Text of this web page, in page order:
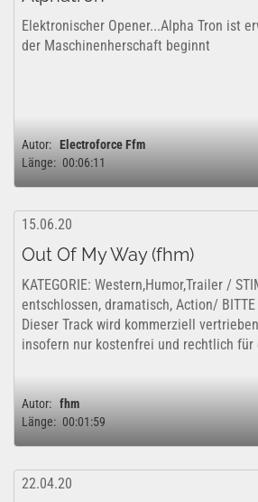
Elektronischer Opener...Alpha Tron ist
der Maschinenherschaft beginnt
Autor: Electroforce Ffm
Länge: 00:06:11
15.06.20
Out Of My Way (fhm)
KATEGORIE: Western,Humor,Trailer /
entschlossen, dramatisch, Action/ BITTE
Dieser Track wird kommerziell
insofern nur kostenfrei und rechtlich für
Autor: fhm
Länge: 00:01:59
22.04.20